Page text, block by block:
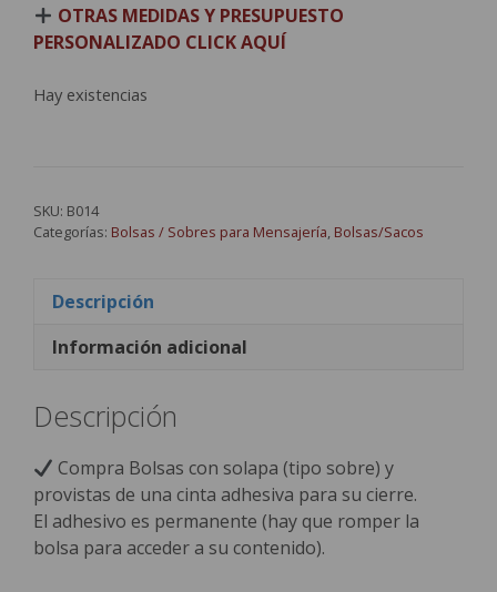
OTRAS MEDIDAS Y PRESUPUESTO
PERSONALIZADO CLICK AQUÍ
Hay existencias
SKU: B014
Categorías: Bolsas / Sobres para Mensajería, Bolsas/Sacos
Descripción
Información adicional
Descripción
Compra Bolsas con solapa (tipo sobre) y
provistas de una cinta adhesiva para su cierre.
El adhesivo es permanente (hay que romper la
bolsa para acceder a su contenido).